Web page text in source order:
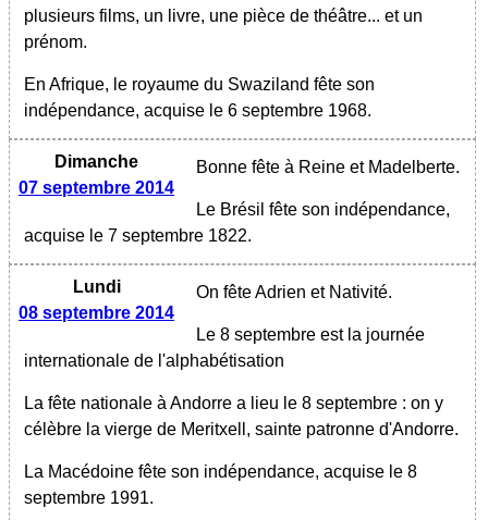
plusieurs films, un livre, une pièce de théâtre... et un
prénom.
En Afrique, le royaume du Swaziland fête son
indépendance, acquise le 6 septembre 1968.
Dimanche
07 septembre 2014
Bonne fête à Reine et Madelberte.
Le Brésil fête son indépendance,
acquise le 7 septembre 1822.
Lundi
08 septembre 2014
On fête Adrien et Nativité.
Le 8 septembre est la journée
internationale de l'alphabétisation
La fête nationale à Andorre a lieu le 8 septembre : on y
célèbre la vierge de Meritxell, sainte patronne d'Andorre.
La Macédoine fête son indépendance, acquise le 8
septembre 1991.